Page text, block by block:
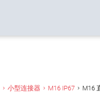
小型连接器 M16 IP67 M16